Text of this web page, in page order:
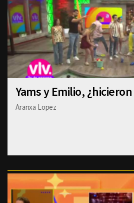
Yams y Emilio,
Aranxa Lopez